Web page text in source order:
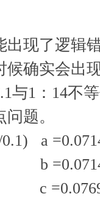
出现了逻辑
候确实会出
与1：14不
题。
a